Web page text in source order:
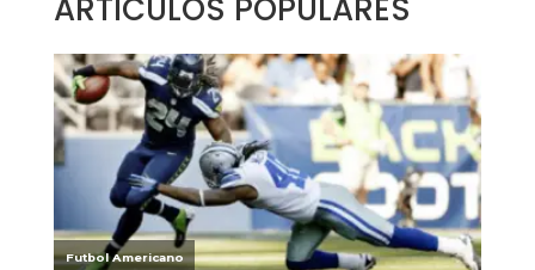
ARTÍCULOS POPULARES